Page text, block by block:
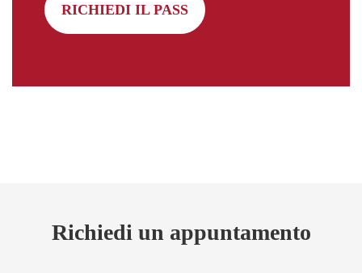
RICHIEDI IL PASS
Richiedi un appuntamento